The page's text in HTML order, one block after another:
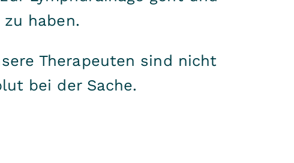
zu haben.
Therapeuten sind nicht
bei der Sache.